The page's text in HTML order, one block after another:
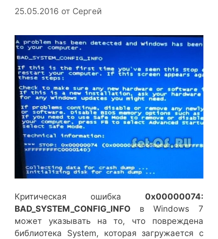
25.05.2016 от Сергей
Критическая ошибка 0x00000074:
BAD_SYSTEM_CONFIG_INFO в Windows 7
может указывать на то, что повреждена
библиотека System, которая загружается с